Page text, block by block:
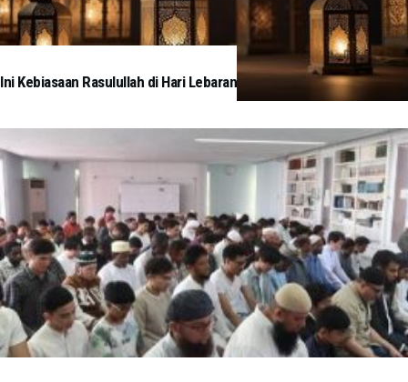
Ini Kebiasaan Rasulullah di Hari Lebaran